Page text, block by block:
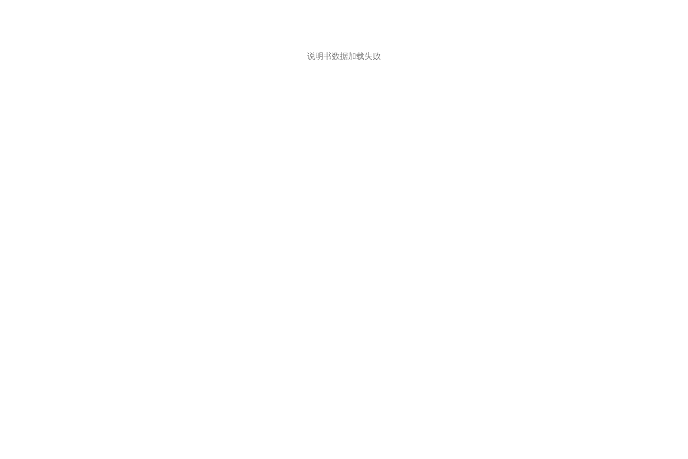
说明书数据加载失败